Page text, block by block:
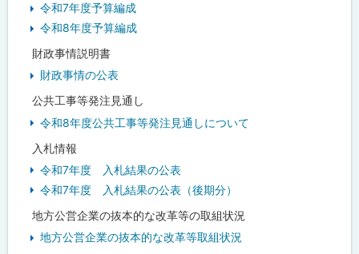
令和7年度予算編成
令和8年度予算編成
財政事情説明書
財政事情の公表
公共工事等発注見通し
令和8年度公共工事等発注見通しについて
入札情報
令和7年度 入札結果の公表
令和7年度 入札結果の公表（後期分）
地方公営企業の抜本的な改革等の取組状況
地方公営企業の抜本的な改革等取組状況